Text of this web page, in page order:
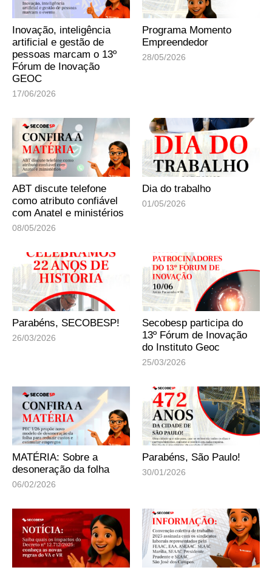
Inovação, inteligência
artificial e gestão de
pessoas marcam o 13º
Fórum de Inovação
GEOC
17/06/2026
Programa Momento
Empreendedor
28/05/2026
ABT discute telefone
como atributo confiável
com Anatel e ministérios
08/05/2026
Dia do trabalho
01/05/2026
Parabéns, SECOBESP!
26/03/2026
Secobesp participa do
13º Fórum de Inovação
do Instituto Geoc
25/03/2026
MATÉRIA: Sobre a
desoneração da folha
06/02/2026
Parabéns, São Paulo!
30/01/2026